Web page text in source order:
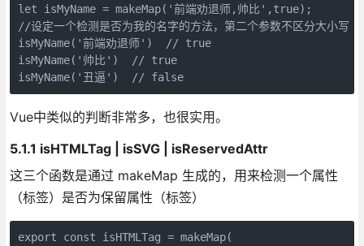
let isMyName = makeMap('前端劝退师,帅比',true);
//设定一个检测是否为我的名字的方法，第二个参数不区分大小写
isMyName('前端劝退师')  // true
isMyName('帅比')  // true
isMyName('丑逼')  // false
Vue中类似的判断非常多，也很实用。
5.1.1 isHTMLTag | isSVG | isReservedAttr
这三个函数是通过 makeMap 生成的，用来检测一个属性
（标签）是否为保留属性（标签）
export const isHTMLTag = makeMap(